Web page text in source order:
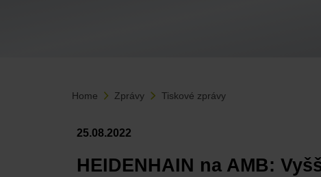
Home Zprávy Tiskové zprávy
25.08.2022
HEIDENHAIN na AMB: